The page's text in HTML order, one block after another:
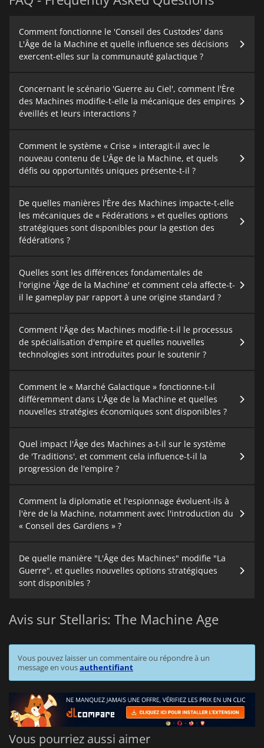
Comment fonctionne le 'Conseil des Custodes' dans
L'Âge de la Machine et quelle influence ses décisions
exercent-elles sur la communauté galactique ?
Concernant le scénario 'Guerre au Ciel', comment l'Ère
des Machines modifie-t-elle la mécanique des empires
éveillés et leurs interactions ?
Comment le système « Crise » interagit-il avec le
nouveau contenu de L'Âge de la Machine, et quels
défis ou opportunités uniques présente-t-il ?
De quelles manières l'Ère des Machines impacte-t-elle
les mécaniques de « Fédérations » et quelles options
stratégiques sont disponibles pour la gestion des
fédérations ?
Quelles sont les différences fondamentales de
l'origine 'Âge de la Machine' et comment cela affecte-t-
il le gameplay par rapport à une origine standard ?
Comment l'Âge des Machines modifie-t-il le processus
de spécialisation d'empire et quelles nouvelles
technologies sont introduites pour le soutenir ?
Comment le « Marché Galactique » fonctionne-t-il
différemment dans L'Âge de la Machine et quelles
nouvelles stratégies économiques sont disponibles ?
Quel impact l'Âge des Machines a-t-il sur le système
de 'Traditions', et comment cela influence-t-il la
progression de l'empire ?
Comment la diplomatie et l'espionnage évoluent-ils à
l'ère de la Machine, notamment avec l'introduction du
« Conseil des Gardiens » ?
De quelle manière "L'Âge des Machines" modifie "La
Guerre", et quelles nouvelles options stratégiques
sont disponibles ?
Avis sur Stellaris: The Machine Age
Vous pouvez laisser un commentaire ou répondre à un
message en vousauthentifiant
Vous pourriez aussi aimer